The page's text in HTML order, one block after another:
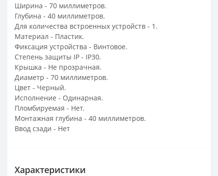
Ширина - 70 миллиметров.
Глубина - 40 миллиметров.
Для количества встроенных устройств - 1.
Материал - Пластик.
Фиксация устройства - Винтовое.
Степень защиты IP - IP30.
Крышка - Не прозрачная.
Диаметр - 70 миллиметров.
Цвет - Черный.
Исполнение - Одинарная.
Пломбируемая - Нет.
Монтажная глубина - 40 миллиметров.
Ввод сзади - Нет
Характеристики